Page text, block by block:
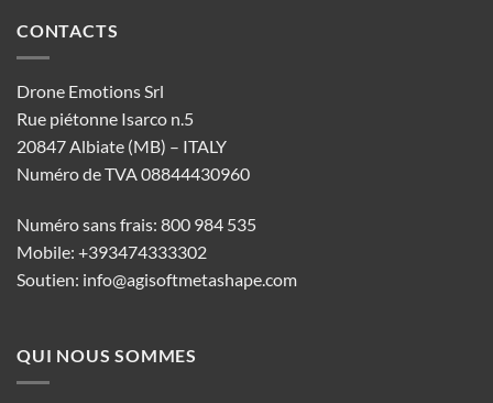
CONTACTS
Drone Emotions Srl
Rue piétonne Isarco n.5
20847 Albiate (MB) – ITALY
Numéro de TVA 08844430960
Numéro sans frais: 800 984 535
Mobile: +393474333302
Soutien: info@agisoftmetashape.com
QUI NOUS SOMMES